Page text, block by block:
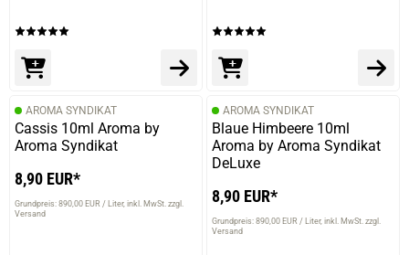
AROMA SYNDIKAT
Cassis 10ml Aroma by
Aroma Syndikat
8,90 EUR*
Grundpreis: 890,00 EUR / Liter inkl. MwSt. zzgl.
Versand
AROMA SYNDIKAT
Blaue Himbeere 10ml
Aroma by Aroma Syndikat
DeLuxe
8,90 EUR*
Grundpreis: 890,00 EUR / Liter inkl. MwSt. zzgl.
Versand